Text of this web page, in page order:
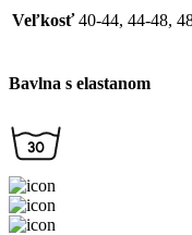
Veľkosť 40-44, 44-48,
Bavlna s elastanom